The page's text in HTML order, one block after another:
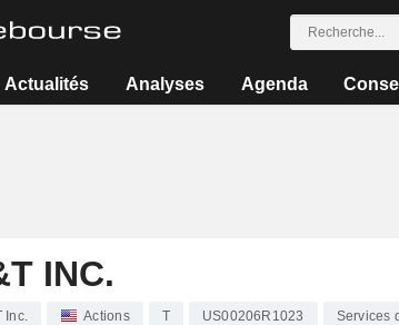
Actualités Analyses Agenda
INC.
Inc. Actions T US00206R1023 Services